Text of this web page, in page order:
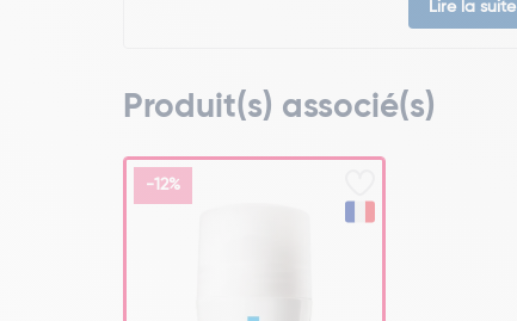
Lire la suite
Produit(s) associé(s)
-12%